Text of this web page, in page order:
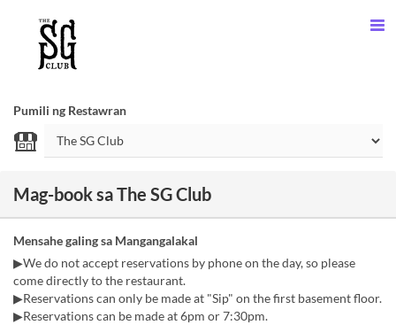
Pumili ng Restawran
Mag-book sa The SG Club
Mensahe galing sa Mangangalakal
▶We do not accept reservations by phone on the day, so please
come directly to the restaurant.
▶Reservations can only be made at "Sip" on the first basement floor.
▶Reservations can be made at 6pm or 7:30pm.